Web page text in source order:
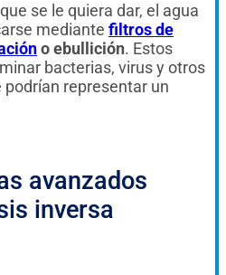
se le quiera dar, el agua
mediante filtros de
o ebullición. Estos
bacterias, virus y otros
representar un
avanzados
inversa